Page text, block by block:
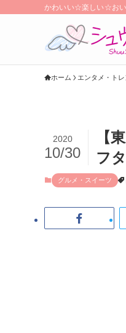
かわいい☆楽しい☆おい
ホーム エンタメ・トレ
【
フ
2020
10/30
グルメ・スイーツ